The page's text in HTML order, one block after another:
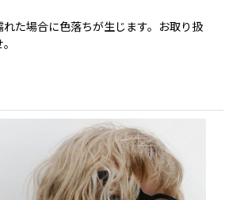
た場合に色落ちが生じます。お取り扱